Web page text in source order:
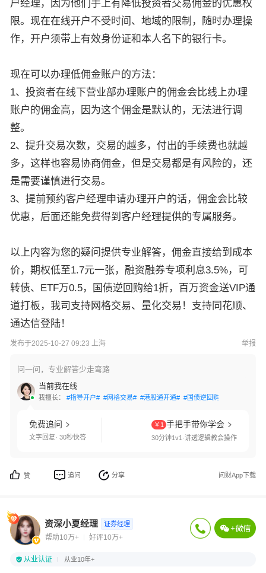
户经理，因为他们手上有降低投资者交易佣金的优惠权
限。现在在线开户不受时间、地域的限制，随时办理操
作，开户须带上有效身份证和本人名下的银行卡。
现在可以办理低佣金账户的方法：
1、投资者在线下营业部办理账户的佣金会比线上办理
账户的佣金高，因为这个佣金是默认的，无法进行调
整。
2、提升交易次数，交易的越多，付出的手续费也就越
多，这样也容易协商佣金，但是交易都是有风险的，还
是需要谨慎进行交易。
3、提前预约客户经理申请办理开户的话，佣金会比较
优惠，后面还能免费得到客户经理提供的专属服务。
以上内容为您的疑问提供专业解答，佣金直接给到成本
价，期权低至1.7元一张，融资融券专项利息3.5%，可
转债、ETF万0.5，国债逆回购给1折，百万资金送VIP通
道打板，我司支持网格交易、量化交易！支持同花顺、
通达信登陆！
发布于2025-10-27 09:23 上海 举报
问一问，专业解答少走弯路
当前我在线
我擅长： #指导开户# #网格交易# #港股通开通# #国债逆回购#
免费追问
文字回复· 30秒快答
￥1 手把手带你学会
30分钟1v1·讲透逻辑教会操作
赞 追问 分享 问财App下载
资深小夏经理 证券经理
帮助10万+ 好评10万+
从业认证 从业10年+